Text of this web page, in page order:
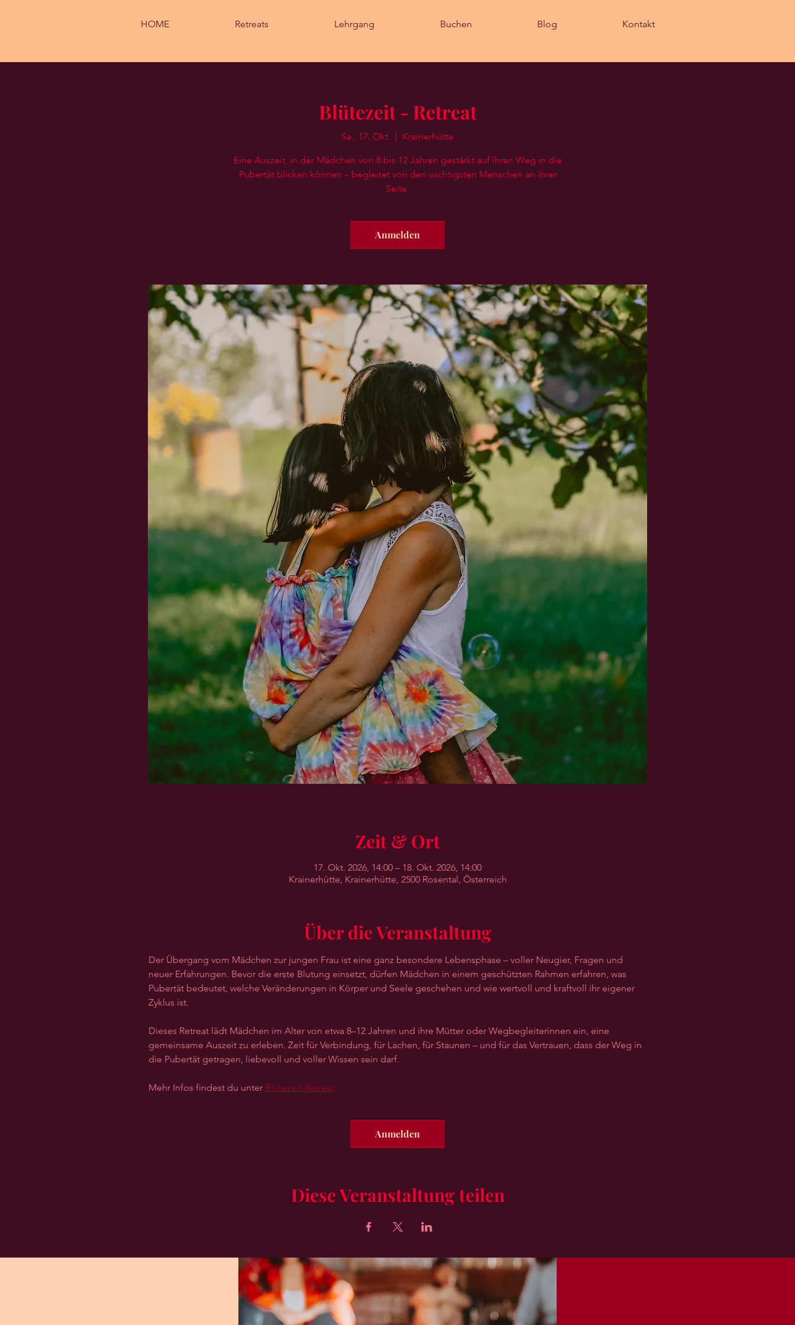
HOME Retreats Lehrgang Buchen Blog Kontakt
Blütezeit - Retreat
Sa., 17. Okt.
  |
Krainerhütte
Eine Auszeit, in der Mädchen von 8 bis 12 Jahren gestärkt auf ihren Weg in die
Pubertät blicken können – begleitet von den wichtigsten Menschen an ihrer
Seite.
Anmelden
Zeit & Ort
17. Okt. 2026, 14:00 – 18. Okt. 2026, 14:00
Krainerhütte, Krainerhütte, 2500 Rosental, Österreich
Über die Veranstaltung
Der Übergang vom Mädchen zur jungen Frau ist eine ganz besondere Lebensphase – voller Neugier, Fragen und
neuer Erfahrungen. Bevor die erste Blutung einsetzt, dürfen Mädchen in einem geschützten Rahmen erfahren, was
Pubertät bedeutet, welche Veränderungen in Körper und Seele geschehen und wie wertvoll und kraftvoll ihr eigener
Zyklus ist.
Dieses Retreat lädt Mädchen im Alter von etwa 8–12 Jahren und ihre Mütter oder Wegbegleiterinnen ein, eine
gemeinsame Auszeit zu erleben. Zeit für Verbindung, für Lachen, für Staunen – und für das Vertrauen, dass der Weg in
die Pubertät getragen, liebevoll und voller Wissen sein darf.
Mehr Infos findest du unter Blütezeit-Retreat
Anmelden
Diese Veranstaltung teilen